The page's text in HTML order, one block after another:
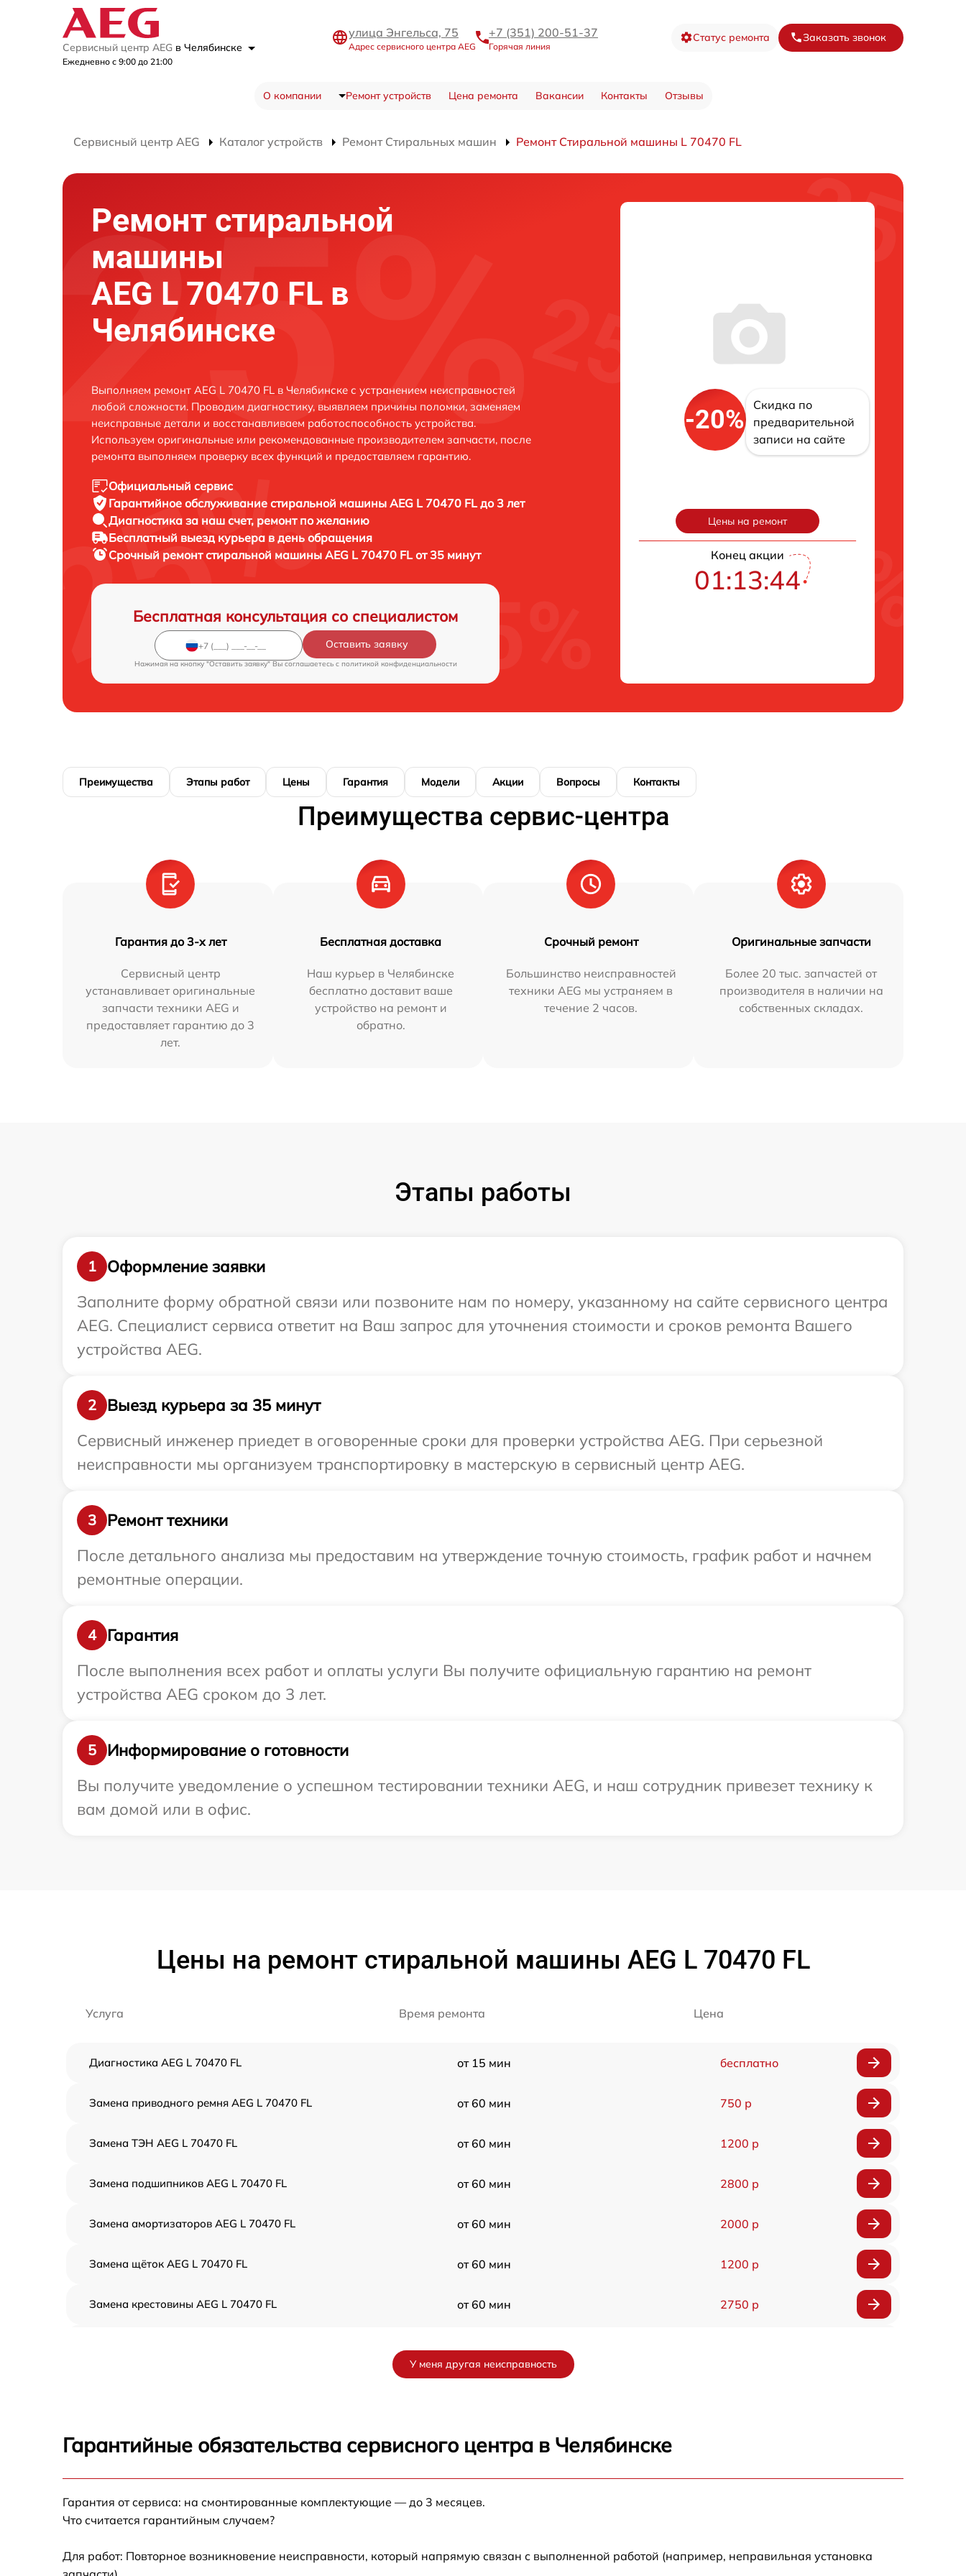
Сервисный центр AEG в Челябинске
Ежедневно с 9:00 до 21:00
улица Энгельса, 75
Адрес сервисного центра AEG
+7 (351) 200-51-37
Горячая линия
Статус ремонта Заказать звонок
О компании Ремонт устройств Цена ремонта Вакансии Контакты Отзывы
Сервисный центр AEG Каталог устройств Ремонт Стиральных машин Ремонт Стиральной машины L 70470 FL
Ремонт стиральной
машины
AEG L 70470 FL в
Челябинске
Выполняем ремонт AEG L 70470 FL в Челябинске с устранением неисправностей
любой сложности. Проводим диагностику, выявляем причины поломки, заменяем
неисправные детали и восстанавливаем работоспособность устройства.
Используем оригинальные или рекомендованные производителем запчасти, после
ремонта выполняем проверку всех функций и предоставляем гарантию.
Официальный сервис
Гарантийное обслуживание стиральной машины AEG L 70470 FL до 3 лет
Диагностика за наш счет, ремонт по желанию
Бесплатный выезд курьера в день обращения
Срочный ремонтстиральной машины AEG L 70470 FL от 35 минут
Бесплатная консультация со специалистом
Оставить заявку
Нажимая на кнопку "Оставить заявку" Вы соглашаетесь c политикой конфиденциальности
-20%
Скидка по
предварительной
записи на сайте
Цены на ремонт
Конец акции
01:13:43
Преимущества Этапы работ Цены Гарантия Модели Акции Вопросы Контакты
Преимущества сервис-центра
Гарантия до 3-х лет
Сервисный центр
устанавливает оригинальные
запчасти техники AEG и
предоставляет гарантию до 3
лет.
Бесплатная доставка
Наш курьер в Челябинске
бесплатно доставит ваше
устройство на ремонт и
обратно.
Срочный ремонт
Большинство неисправностей
техники AEG мы устраняем в
течение 2 часов.
Оригинальные запчасти
Более 20 тыс. запчастей от
производителя в наличии на
собственных складах.
Этапы работы
1
Оформление заявки
Заполните форму обратной связи или позвоните нам по номеру, указанному на сайте сервисного центра
AEG. Специалист сервиса ответит на Ваш запрос для уточнения стоимости и сроков ремонта Вашего
устройства AEG.
2
Выезд курьера за 35 минут
Сервисный инженер приедет в оговоренные сроки для проверки устройства AEG. При серьезной
неисправности мы организуем транспортировку в мастерскую в сервисный центр AEG.
3
Ремонт техники
После детального анализа мы предоставим на утверждение точную стоимость, график работ и начнем
ремонтные операции.
4
Гарантия
После выполнения всех работ и оплаты услуги Вы получите официальную гарантию на ремонт
устройства AEG сроком до 3 лет.
5
Информирование о готовности
Вы получите уведомление о успешном тестировании техники AEG, и наш сотрудник привезет технику к
вам домой или в офис.
Цены на ремонт стиральной машины AEG L 70470 FL
Услуга Время ремонта Цена
Диагностика AEG L 70470 FL от 15 мин бесплатно
Замена приводного ремня AEG L 70470 FL от 60 мин 750 р
Замена ТЭН AEG L 70470 FL от 60 мин 1200 р
Замена подшипников AEG L 70470 FL от 60 мин 2800 р
Замена амортизаторов AEG L 70470 FL от 60 мин 2000 р
Замена щёток AEG L 70470 FL от 60 мин 1200 р
Замена крестовины AEG L 70470 FL от 60 мин 2750 р
Замена УБЛ AEG L 70470 FL от 60 мин
70470 FL
У меня другая неисправность
Гарантийные обязательства сервисного центра в Челябинске
Гарантия от сервиса: на смонтированные комплектующие — до 3 месяцев.
Что считается гарантийным случаем?
Для работ: Повторное возникновение неисправности, который напрямую связан с выполненной работой (например, неправильная установка